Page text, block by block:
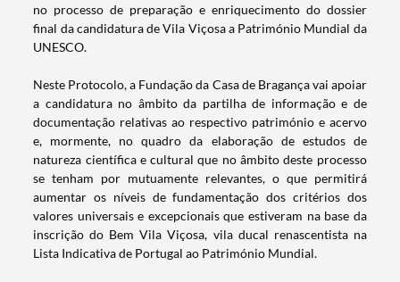
no processo de preparação e enriquecimento do dossier
final da candidatura de Vila Viçosa a Património Mundial da
UNESCO.
Neste Protocolo, a Fundação da Casa de Bragança vai apoiar
a candidatura no âmbito da partilha de informação e de
documentação relativas ao respectivo património e acervo
e, mormente, no quadro da elaboração de estudos de
natureza científica e cultural que no âmbito deste processo
se tenham por mutuamente relevantes, o que permitirá
aumentar os níveis de fundamentação dos critérios dos
valores universais e excepcionais que estiveram na base da
inscrição do Bem Vila Viçosa, vila ducal renascentista na
Lista Indicativa de Portugal ao Património Mundial.